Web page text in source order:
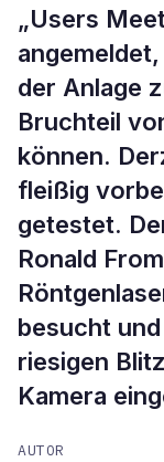
„Users
der Anlage
Bruchteil
können.
fleißig
getestet.
Ronald
besucht
riesigen
Kamera
AUTOR